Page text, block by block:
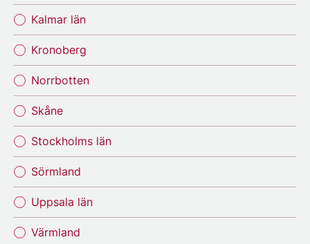
Kalmar län
Kronoberg
Norrbotten
Skåne
Stockholms län
Sörmland
Uppsala län
Värmland